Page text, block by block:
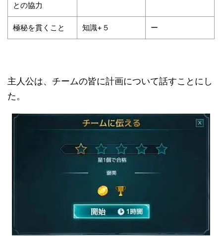
との協力
極秘を貫くこと 知識+５ ー
主人公は、チームの皆に計画について話すことにし
た。